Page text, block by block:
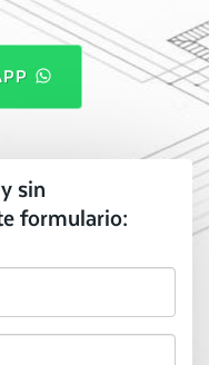
sin
formulario: